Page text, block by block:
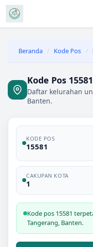
Beranda / Kode Pos /
Kode Pos
Daftar kelurahan
Banten.
KODE POS
15581
CAKUPAN KOTA
1
Kode pos 15581
Tangerang, Banten.